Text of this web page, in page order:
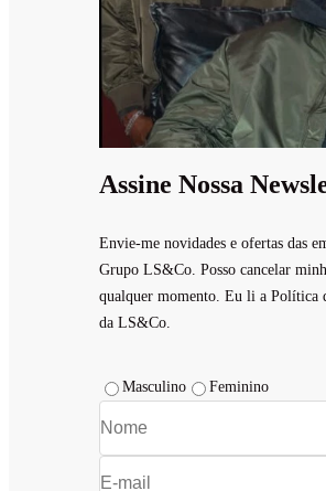
Assine Nossa
Envie-me novidades e ofertas das
Grupo LS&Co. Posso cancelar
qualquer momento. Eu li a Política
da LS&Co.
Masculino Feminino